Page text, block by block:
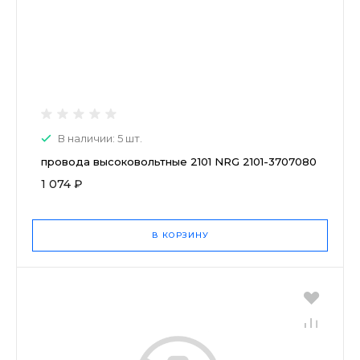
В наличии: 5 шт.
провода высоковольтные 2101 NRG 2101-3707080
1 074 ₽
В КОРЗИНУ